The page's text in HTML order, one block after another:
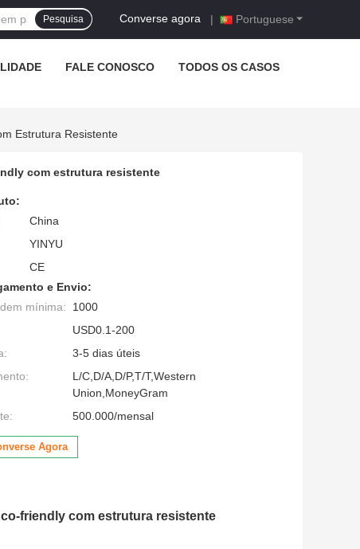
Portuguese
Converse agora |
Pesquisa
FALE CONOSCO TODOS OS CASOS
Estrutura Resistente
com estrutura resistente
China
YINYU
CE
e Envio:
mínima:
1000
USD0.1-200
3-5 dias úteis
L/C,D/A,D/P,T/T,Western
Union,MoneyGram
500.000/mensal
Agora
friendly com estrutura resistente